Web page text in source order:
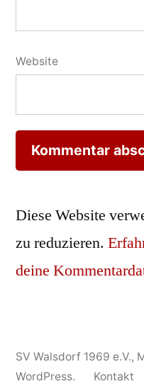
Website
Diese Website
zu reduzieren.
deine
SV Walsdorf 1969 e.V.,
WordPress.
Kontakt